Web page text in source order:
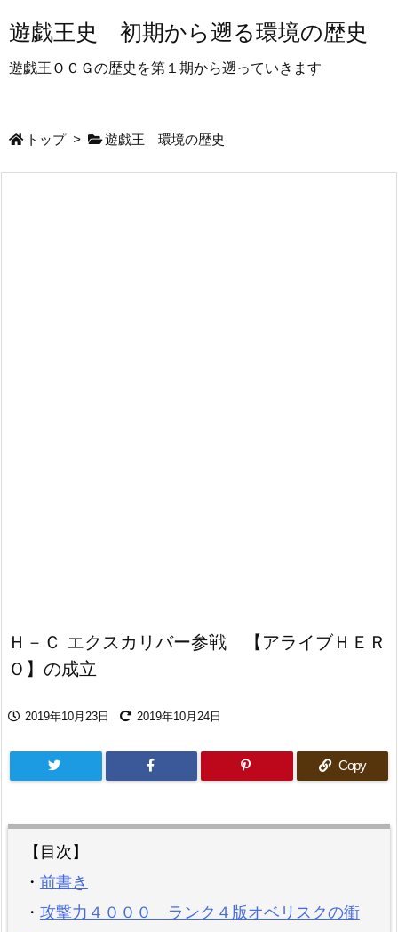
遊戯王史 初期から遡る環境の歴史
遊戯王ＯＣＧの歴史を第１期から遡っていきます
トップ > 遊戯王 環境の歴史
Ｈ－Ｃ エクスカリバー参戦 【アライブＨＥＲ
Ｏ】の成立
2019年10月23日 2019年10月24日
Copy
【目次】
・ 前書き
・ 攻撃力４０００ ランク４版オベリスクの衝